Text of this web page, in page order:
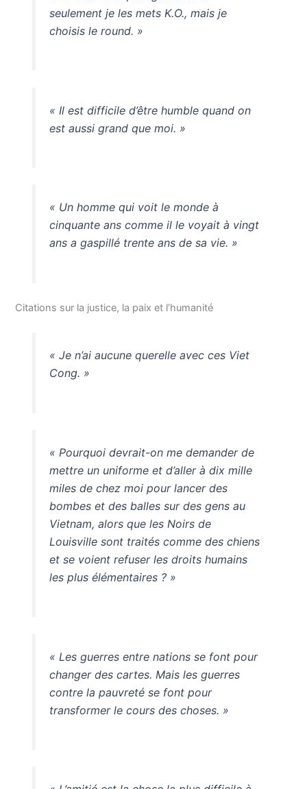
seulement je les mets K.O., mais je
choisis le round. »
« Il est difficile d’être humble quand on
est aussi grand que moi. »
« Un homme qui voit le monde à
cinquante ans comme il le voyait à vingt
ans a gaspillé trente ans de sa vie. »
Citations sur la justice, la paix et l’humanité
« Je n’ai aucune querelle avec ces Viet
Cong. »
« Pourquoi devrait-on me demander de
mettre un uniforme et d’aller à dix mille
miles de chez moi pour lancer des
bombes et des balles sur des gens au
Vietnam, alors que les Noirs de
Louisville sont traités comme des chiens
et se voient refuser les droits humains
les plus élémentaires ? »
« Les guerres entre nations se font pour
changer des cartes. Mais les guerres
contre la pauvreté se font pour
transformer le cours des choses. »